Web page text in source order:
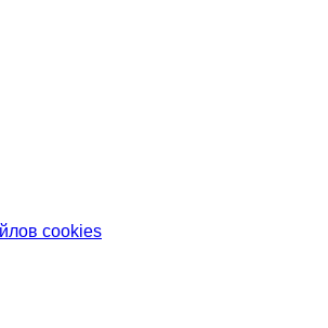
cookies